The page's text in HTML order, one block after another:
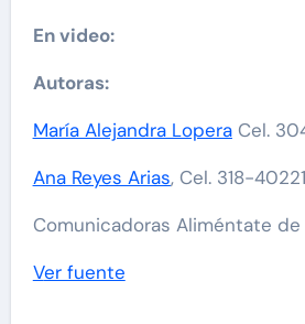
En video:
Autoras:
María Alejandra LoperaCel.
Ana Reyes Arias, Cel. 318-
Comunicadoras Aliméntate de
Ver fuente